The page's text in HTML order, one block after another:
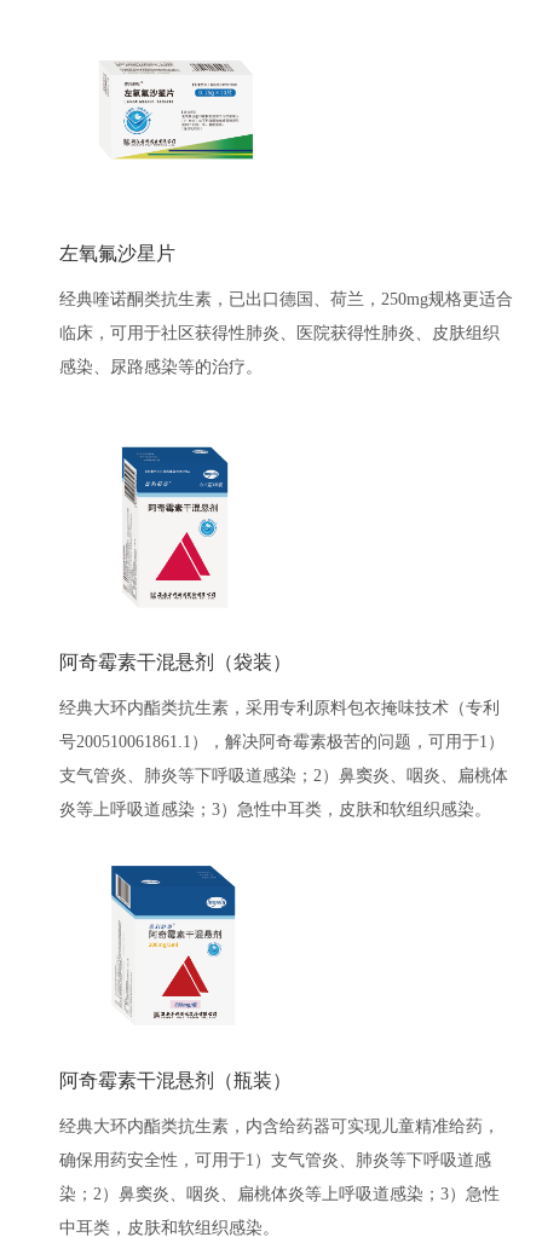
左氧氟沙星片
经典喹诺酮类抗生素，已出口德国、荷兰，250mg规格更适合
临床，可用于社区获得性肺炎、医院获得性肺炎、皮肤组织
感染、尿路感染等的治疗。
阿奇霉素干混悬剂（袋装）
经典大环内酯类抗生素，采用专利原料包衣掩味技术（专利
号200510061861.1），解决阿奇霉素极苦的问题，可用于1）
支气管炎、肺炎等下呼吸道感染；2）鼻窦炎、咽炎、扁桃体
炎等上呼吸道感染；3）急性中耳类，皮肤和软组织感染。
阿奇霉素干混悬剂（瓶装）
经典大环内酯类抗生素，内含给药器可实现儿童精准给药，
确保用药安全性，可用于1）支气管炎、肺炎等下呼吸道感
染；2）鼻窦炎、咽炎、扁桃体炎等上呼吸道感染；3）急性
中耳类，皮肤和软组织感染。